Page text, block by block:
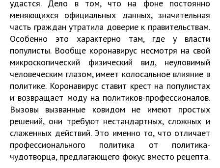
удастся. Дело в том, что на фоне постоянно
меняющихся официальных данных, значительная
часть граждан утратила доверие к правительствам.
Особенно это характерно там, где у власти
популисты. Вообще коронавирус несмотря на свой
микроскопический физический вид, неуловимый
человеческим глазом, имеет колосальное влияние в
политике. Коронавирус ставит крест на популистах
и возвращает моду на политиков-профессионалов.
Вызовы вызванные ковидом не имеют простых
решений, они требуют нестандартных, сложных и
слаженных действий. Это именно то, что отличает
профессионального политика от политика-
чудотворца, предлагающего фокус вместо рецепта.